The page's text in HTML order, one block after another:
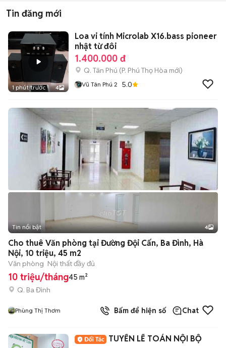
Tin đăng mới
1 phút trước 4
Loa vi tính Microlab X16.bass pioneer
nhật từ đôi
1.400.000 đ
Q. Tân Phú (P. Phú Thọ Hòa mới)
Vũ Tân Phú 2 5.0
Tin nổi bật 4
Cho thuê Văn phòng tại Đường Đội Cấn, Ba Đình, Hà
Nội, 10 triệu, 45 m2
Văn phòng Nội thất đầy đủ
10 triệu/tháng45 m²
Q. Ba Đình
Phùng Thị Thơm Bấm để hiện số Chat
TUYỂN LẾ TOÁN NỘI BỘ